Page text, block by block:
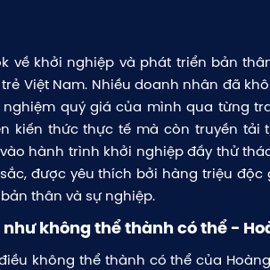
về khởi nghiệp và phát triển bản
Việt Nam. Nhiều doanh nhân đã
quý giá của mình qua từng
kiến thức thực tế mà còn truyền tải
hành trình khởi nghiệp đầy thử
được yêu thích bởi hàng triệu
thân và sự nghiệp.
không thể thành có thể -
không thể thành có thể của